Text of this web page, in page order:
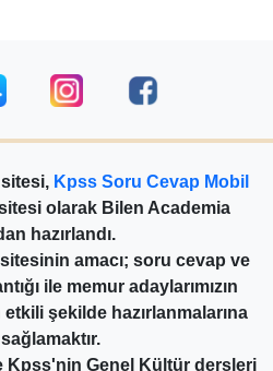
Kpss Soru Cevap Mobil
sitesi olarak Bilen Academia
hazırlandı.
amacı; soru cevap ve
ile memur adaylarımızın
şekilde hazırlanmalarına
sağlamaktır.
Kpss'nin Genel Kültür dersleri